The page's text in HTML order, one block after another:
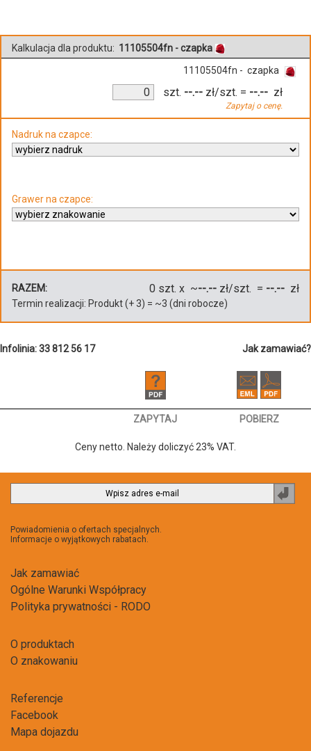
Kalkulacja dla produktu: 11105504fn - czapka
11105504fn - czapka
szt. --.-- zł/szt.
Zapytaj o cenę.
= --.-- zł
Nadruk na czapce:
Grawer na czapce:
RAZEM: 0 szt. x ~--.-- zł/szt. = --.-- zł
Termin realizacji: Produkt(+3) = ~3 (dni robocze)
Infolinia: 33 812 56 17 Jak zamawiać?
ZAPYTAJ POBIERZ
Ceny netto. Należy doliczyć 23% VAT.
Powiadomienia o ofertach specjalnych.
Informacje o wyjątkowych rabatach.
Jak zamawiać
Ogólne Warunki Współpracy
Polityka prywatności - RODO
O produktach
O znakowaniu
Referencje
Facebook
Mapa dojazdu